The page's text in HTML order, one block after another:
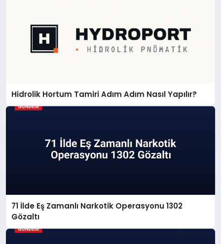
Hidrolik Hortum Tamiri Adım Adım Nasıl Yapılır?
71 İlde Eş Zamanlı Narkotik Operasyonu 1302
Gözaltı